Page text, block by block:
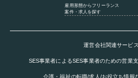
雇用形態からフリーランス
案件・求人を探す
運営会社関連サービス
SES事業者によるSES事業者のための営業
介護・福祉の転職/求人/お役立ち情報